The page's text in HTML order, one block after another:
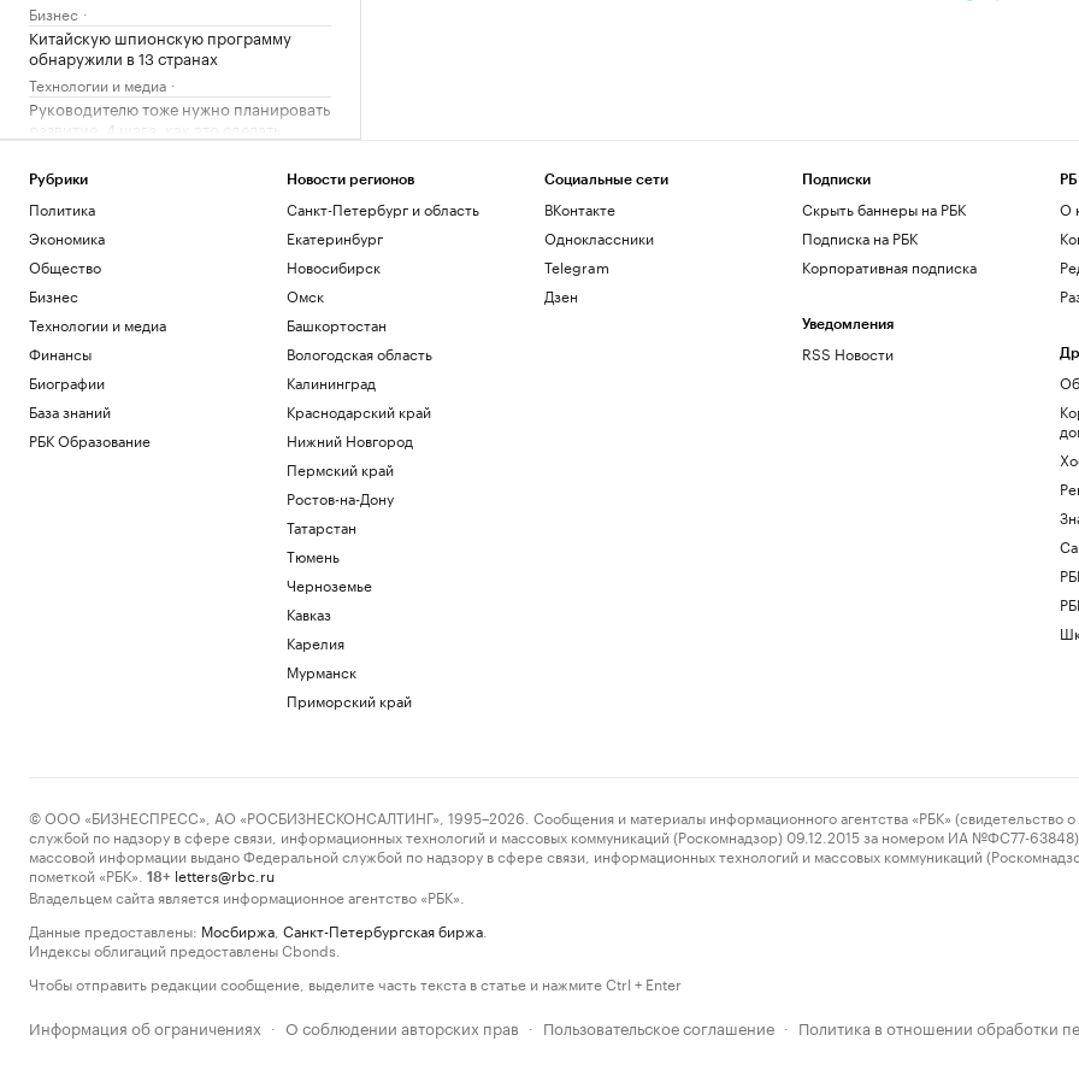
Бизнес
Китайскую шпионскую программу
обнаружили в 13 странах
Технологии и медиа
Руководителю тоже нужно планировать
развитие. 4 шага, как это сделать
Какие дивиденды выплатит «Яндекс» за
первое полугодие
«Спартак» купил косовского форварда
Даку вопреки протестам фанатов
Спорт
Почему трагедии не останавливают
альпинистов от похода в горы
Рубрики
Политика
Экономика
Общество
Бизнес
Технологии и медиа
Финансы
Биографии
База знаний
РБК Образование
Новости регионов
Санкт-Петербург и область
Екатеринбург
Новосибирск
Омск
Башкортостан
Вологодская область
Калининград
Краснодарский край
Нижний Новгород
Пермский край
Ростов-на-Дону
Татарстан
Тюмень
Черноземье
Кавказ
Карелия
Мурманск
Приморский край
Социальные сети
ВКонтакте
Одноклассники
Telegram
Дзен
Подписки
Скрыть баннеры на РБК
Подписка на РБК
Корпоративная подписка
Уведомления
RSS Новости
О
© ООО «БИЗНЕСПРЕСС», АО «РОСБИЗНЕСКОНСАЛТИНГ», 1995–2026. Сообщения и материалы информационного агентства «РБК» (свидетельство о
службой по надзору в сфере связи, информационных технологий и массовых коммуникаций (Роскомнадзор) 09.12.2015 за номером ИА №ФС77-63848)
массовой информации выдано Федеральной службой по надзору в сфере связи, информационных технологий и массовых коммуникаций
пометкой «РБК».
18+ letters@rbc.ru
Владельцем сайта является информационное агентство «РБК».
Данные предоставлены: Мосбиржа Санкт-Петербургская биржа
Индексы облигаций предоставлены Cbonds.
Чтобы отправить редакции сообщение, выделите часть текста в статье и нажмите Ctrl + Enter
Информация об ограничениях · О соблюдении авторских прав · Пользовательское соглашение · Политика в отношении обработки